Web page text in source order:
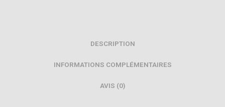
DESCRIPTION
INFORMATIONS COMPLÉMENTAIRES
AVIS (0)